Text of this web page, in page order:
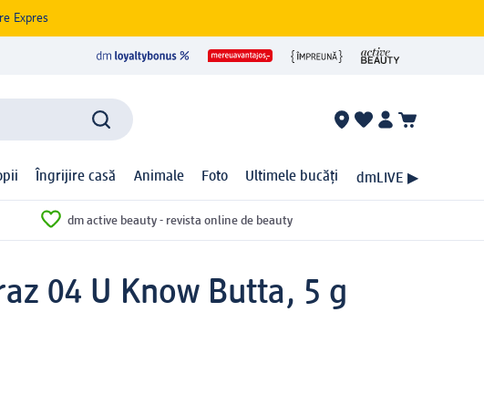
Expres
Îngrijire casă Animale Foto Ultimele bucăți dmLIVE ▶
dm active beauty - revista online de beauty
04 U Know Butta, 5 g